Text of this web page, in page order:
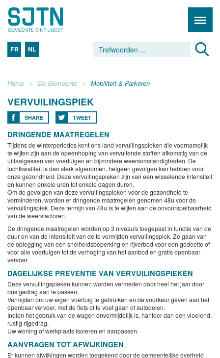
FR NL
Home De Gemeente Mobiliteit & Parkeren
VERVUILINGSPIEK
SHARE TWEET
DRINGENDE MAATREGELEN
Tijdens de winterperiodes kent ons land vervuilingspieken die voornamelijk
te wijten zijn aan de opeenhoping van vervuilende stoffen afkomstig van de
uitlaatgassen van voertuigen en bijzondere weersomstandigheden. De
luchtkwaliteit is dan sterk afgenomen, hetgeen gevolgen kan hebben voor
onze gezondheid. Deze vervuilingspieken zijn van een wisselende intensiteit
en kunnen enkele uren tot enkele dagen duren.
Om de gevolgen van deze vervuilingspieken voor de gezondheid te
verminderen, worden er dringende maatregelen genomen 48u voor de
vervuilingspiek. Deze termijn van 48u is te wijten aan de onvoorspelbaarheid
van de weersfactoren.
De dringende maatregelen worden op 3 niveau's toegepast in functie van de
duur en van de intensiteit van de te vermijden vervuilingspiek. Ze gaan van
de oplegging van een snelheidsbeperking en rijverbod voor een gedeelte of
voor alle voertuigen tot de verhoging van het aanbod en gratis openbaar
vervoer.
DAGELIJKSE PREVENTIE VAN VERVUILINGSPIEKEN
Deze vervuilingspieken kunnen worden vermeden door heel het jaar door
ons gedrag aan te passen;
Vermijden om uw eigen voertuig te gebruiken en de voorkeur geven aan het
openbaar vervoer, met de fiets of te voet gaan of autodelen.
Indien het gebruik van de wagen onvermijdelijk is, hanteer dan een vloeiend,
rustig rijgedrag.
Uw woning of werkplaats isoleren en aanpassen.
AANVRAGEN TOT AFWIJKINGEN
Er kunnen afwijkingen worden toegekend door de gemeentelijke overheid